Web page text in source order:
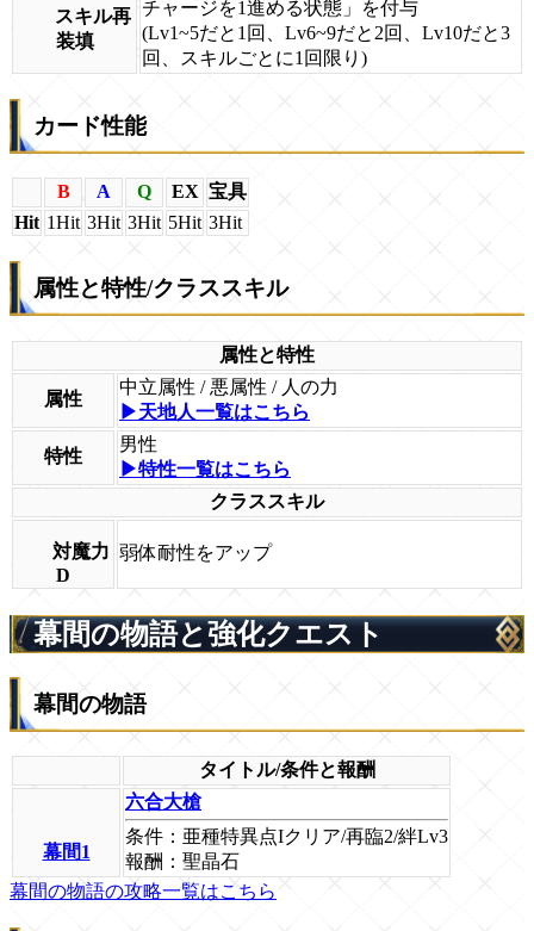
スキル再
装填
チャージを1進める状態」を付与
(Lv1~5だと1回、Lv6~9だと2回、Lv10だと3
回、スキルごとに1回限り)
カード性能
B A Q EX 宝具
Hit 1Hit 3Hit 3Hit 5Hit 3Hit
属性と特性/クラススキル
属性と特性
属性
中立属性 / 悪属性 / 人の力
▶天地人一覧はこちら
特性
男性
▶特性一覧はこちら
クラススキル
対魔力
D
弱体耐性をアップ
幕間の物語と強化クエスト
幕間の物語
タイトル/条件と報酬
幕間1
六合大槍
条件：亜種特異点Iクリア/再臨2/絆Lv3
報酬：聖晶石
幕間の物語の攻略一覧はこちら